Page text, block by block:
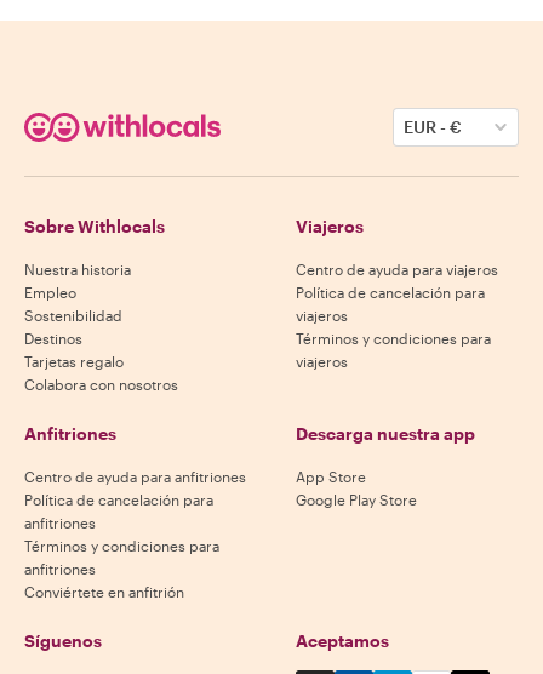
EUR-€
Sobre Withlocals
Nuestra historia
Empleo
Sostenibilidad
Destinos
Tarjetas regalo
Colabora con nosotros
Viajeros
Centro de ayuda para viajeros
Política de cancelación para
viajeros
Términos y condiciones para
viajeros
Anfitriones
Centro de ayuda para anfitriones
Política de cancelación para
anfitriones
Términos y condiciones para
anfitriones
Conviértete en anfitrión
Descarga nuestra app
App Store
Google Play Store
Síguenos Aceptamos